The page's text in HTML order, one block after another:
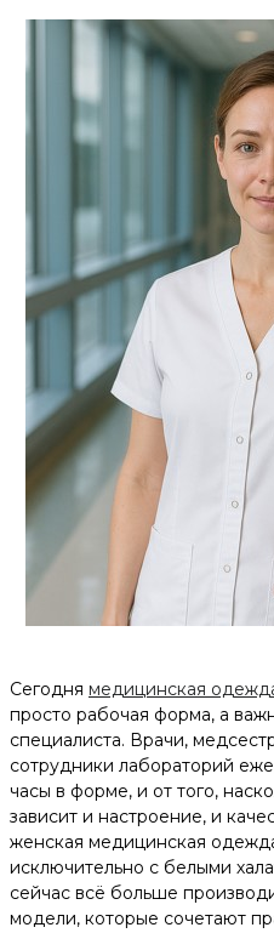
Сегодня медицинская
просто рабочая форма, а
специалиста. Врачи,
сотрудники лабораторий
часы в форме, и от того,
зависит и настроение, и
женская медицинская
исключительно с белыми
сейчас всё больше
модели, которые сочетают